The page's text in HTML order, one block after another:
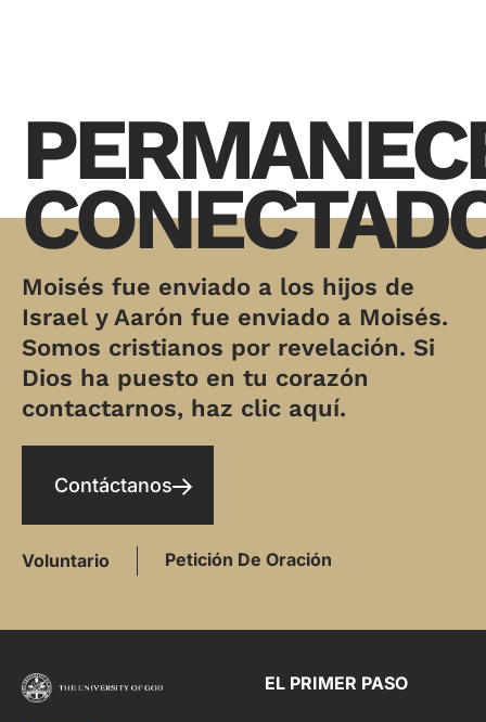
Moisés fue enviado a los hijos de
Israel y Aarón fue enviado a Moisés.
Somos cristianos por revelación. Si
Dios ha puesto en tu corazón
contactarnos, haz clic aquí.
Contáctanos
Voluntario Petición De Oración
EL PRIMER PASO